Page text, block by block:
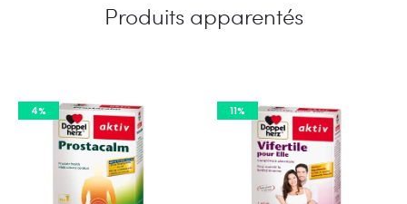
Produits apparentés
4% 11%